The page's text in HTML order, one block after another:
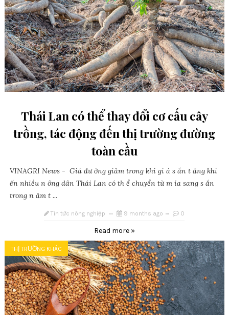
Thái Lan có thể thay đổi cơ cấu cây
trồng, tác động đến thị trường đường
toàn cầu
VINAGRI News - Giá đư ờng giảm trong khi gi á s ắn t ăng khi
ến nhiều n ông dân Thái Lan có th ể chuyển từ m ía sang s ắn
trong n ăm t ...
Tin tức nông nghiệp 9 months ago 0
Read more »
THỊ TRƯỜNG KHÁC